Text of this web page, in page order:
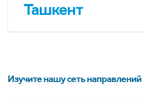
Ташкент
Изучите нашу сеть направлений